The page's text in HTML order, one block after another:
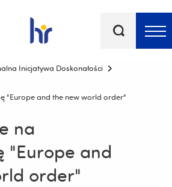
kluczowe
Inicjatywa Doskonałości
"Europe and the new world order"
na
"Europe and
order"